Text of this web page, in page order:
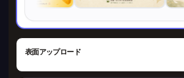
表面アップロード